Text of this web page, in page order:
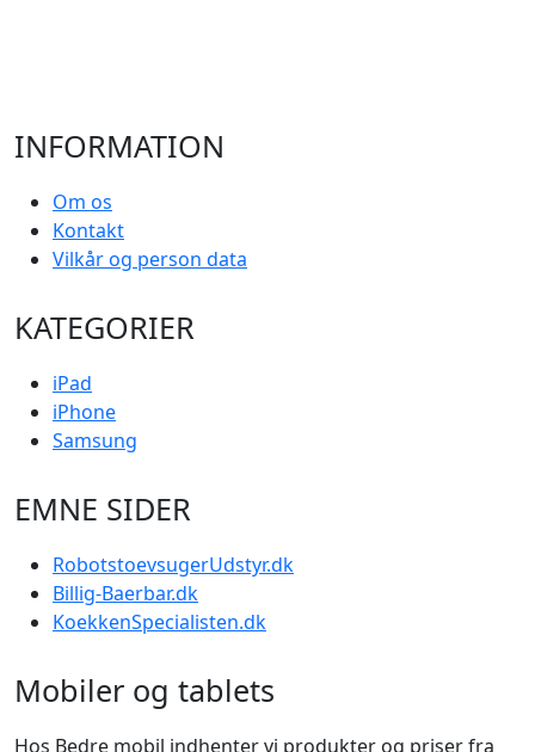
INFORMATION
Om os
Kontakt
Vilkår og person data
KATEGORIER
iPad
iPhone
Samsung
EMNE SIDER
RobotstoevsugerUdstyr.dk
Billig-Baerbar.dk
KoekkenSpecialisten.dk
Mobiler og tablets
Hos Bedre mobil indhenter vi produkter og priser fra